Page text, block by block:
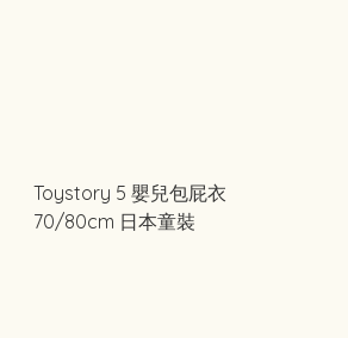
Toystory 5 嬰兒包屁衣
70/80cm 日本童裝